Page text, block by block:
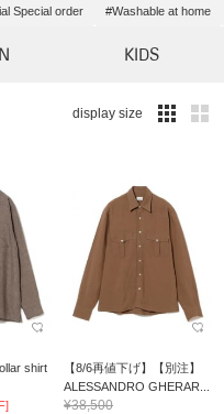
Special order #Washable at home
KIDS
display size
shirt
【8/6再値下げ】【別注】
ALESSANDRO GHERAR...
¥38,500